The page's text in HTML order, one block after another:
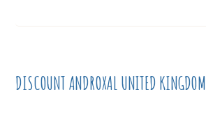
DISCOUNT ANDROXAL UNITED KINGDOM